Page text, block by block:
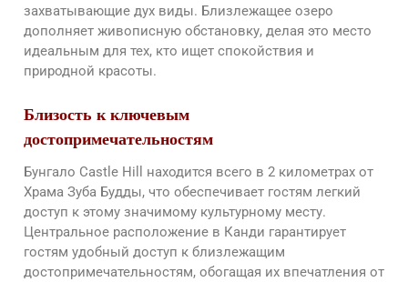
захватывающие дух виды. Близлежащее озеро
дополняет живописную обстановку, делая это место
идеальным для тех, кто ищет спокойствия и
природной красоты.
Близость к ключевым
достопримечательностям
Бунгало Castle Hill находится всего в 2 километрах от
Храма Зуба Будды, что обеспечивает гостям легкий
доступ к этому значимому культурному месту.
Центральное расположение в Канди гарантирует
гостям удобный доступ к близлежащим
достопримечательностям, обогащая их впечатления от